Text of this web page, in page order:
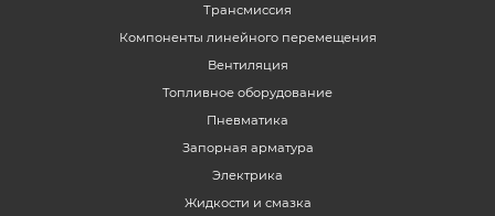
Трансмиссия
Компоненты линейного перемещения
Вентиляция
Топливное оборудование
Пневматика
Запорная арматура
Электрика
Жидкости и смазка